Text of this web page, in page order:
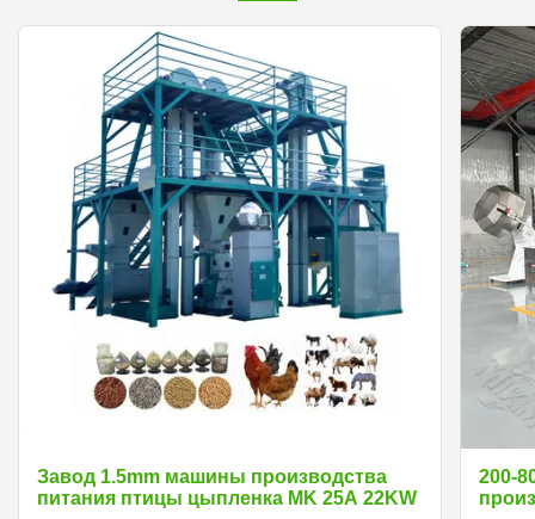
Завод 1.5mm машины производства
питания птицы цыпленка MK 25A 22KW
200-